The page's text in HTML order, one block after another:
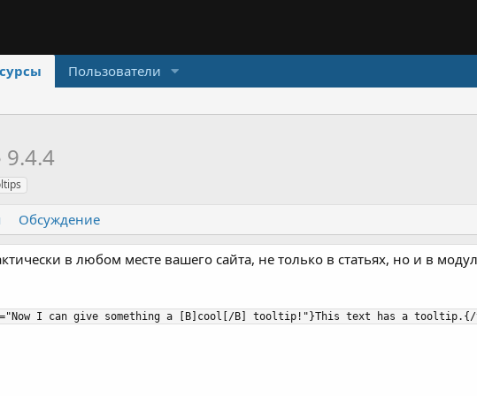
Пользователи
9.4.4
Обсуждение
в любом месте вашего сайта, не только в статьях, но и в
I can give something a [B]cool[/B] tooltip!"}This text has a